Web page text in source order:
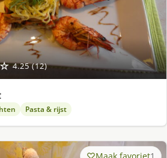
4.25 (12)
Pasta & rijst